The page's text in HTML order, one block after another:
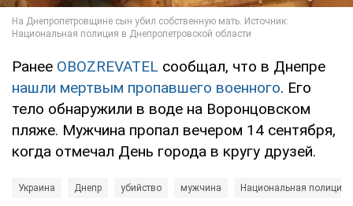
Ранее OBOZREVATEL сообщал, что в Днепре
нашли мертвым пропавшего военного. Его
тело обнаружили в воде на Воронцовском
пляже. Мужчина пропал вечером 14 сентября,
когда отмечал День города в кругу друзей.
Украина Днепр убийство мужчина Национальная полиция